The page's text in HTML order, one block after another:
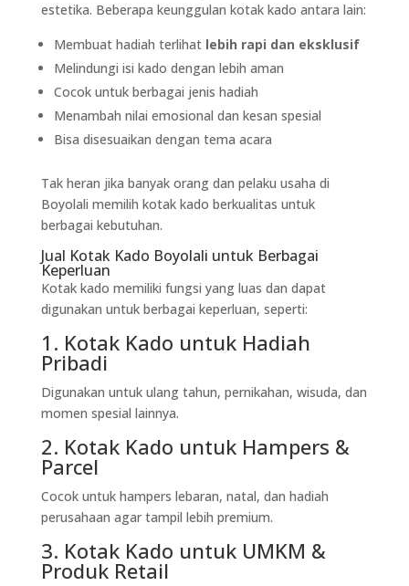
estetika. Beberapa keunggulan kotak kado antara lain:
Membuat hadiah terlihat lebih rapi dan eksklusif
Melindungi isi kado dengan lebih aman
Cocok untuk berbagai jenis hadiah
Menambah nilai emosional dan kesan spesial
Bisa disesuaikan dengan tema acara
Tak heran jika banyak orang dan pelaku usaha di
Boyolali memilih kotak kado berkualitas untuk
berbagai kebutuhan.
Jual Kotak Kado Boyolali untuk Berbagai
Keperluan
Kotak kado memiliki fungsi yang luas dan dapat
digunakan untuk berbagai keperluan, seperti:
1. Kotak Kado untuk Hadiah
Pribadi
Digunakan untuk ulang tahun, pernikahan, wisuda, dan
momen spesial lainnya.
2. Kotak Kado untuk Hampers &
Parcel
Cocok untuk hampers lebaran, natal, dan hadiah
perusahaan agar tampil lebih premium.
3. Kotak Kado untuk UMKM &
Produk Retail